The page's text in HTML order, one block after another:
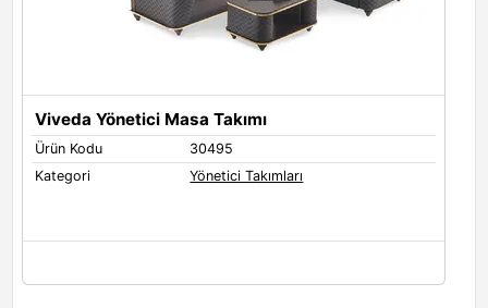
Viveda Yönetici Masa Takımı
Ürün Kodu
30495
Kategori
Yönetici Takımları